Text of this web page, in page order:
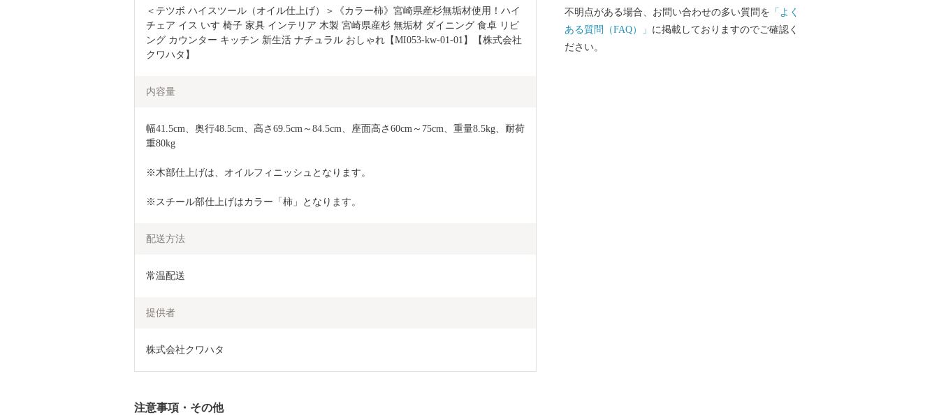
＜テツボ ハイスツール（オイル仕上げ）＞《カラー柿》宮崎県産杉無垢材使用！ハイ
チェア イス いす 椅子 家具 インテリア 木製 宮崎県産杉 無垢材 ダイニング 食卓 リビ
ング カウンター キッチン 新生活 ナチュラル おしゃれ【MI053-kw-01-01】【株式会社
クワハタ】
内容量
幅41.5cm、奥行48.5cm、高さ69.5cm～84.5cm、座面高さ60cm～75cm、重量8.5kg、耐荷
重80kg
※木部仕上げは、オイルフィニッシュとなります。
※スチール部仕上げはカラー「柿」となります。
配送方法
常温配送
提供者
株式会社クワハタ
注意事項・その他
不明点がある場合、お問い合わせの多い質問を 「よく
ある質問（FAQ）」 に掲載しておりますのでご確認く
ださい。